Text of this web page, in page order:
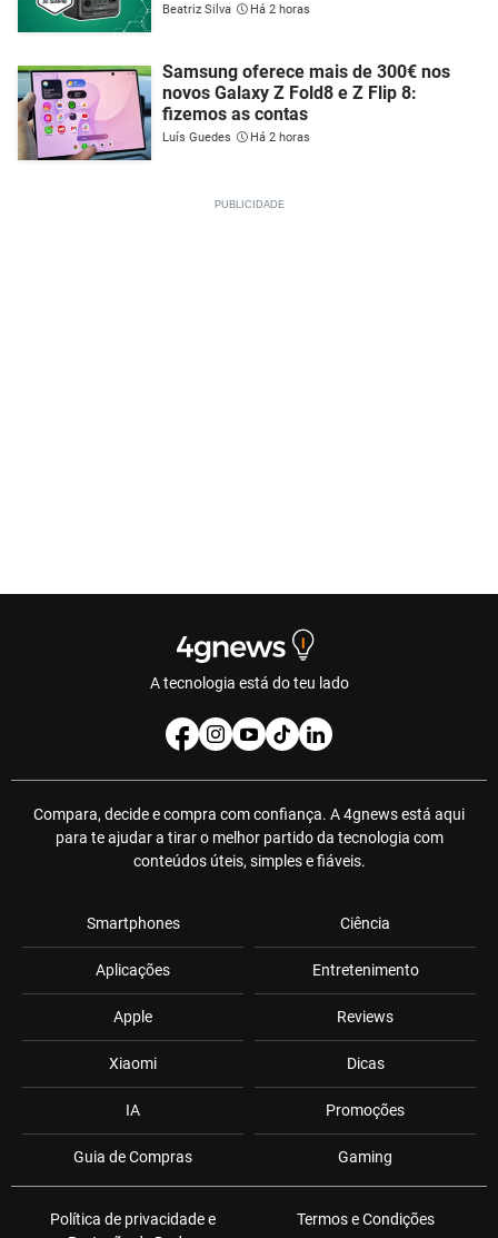
Beatriz Silva Há 2 horas
Samsung oferece mais de 300€ nos
novos Galaxy Z Fold8 e Z Flip 8:
fizemos as contas
Luís Guedes Há 2 horas
A tecnologia está do teu lado
Compara, decide e compra com confiança. A 4gnews está aqui
para te ajudar a tirar o melhor partido da tecnologia com
conteúdos úteis, simples e fiáveis.
Smartphones
Aplicações
Apple
Xiaomi
IA
Guia de Compras
Ciência
Entretenimento
Reviews
Dicas
Promoções
Gaming
Política de privacidade e
Termos e Condições